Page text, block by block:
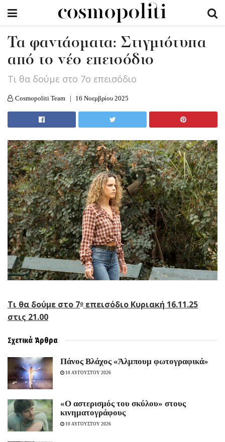
Τα φαντάσματα: Στιγμιότυπα
από το νέο επεισόδιο
Τι θα δούμε στo 7ο επεισόδιο
Cosmopoliti Team 16 Νοεμβρίου 2025
Τι θα δούμε στo 7ο επεισόδιο Κυριακή 16.11.25
στις 21.00
Σχετικά Άρθρα
Πάνος Βλάχος «Άλμπουμ φωτογραφικά»
10 ΑΥΓΟΥΣΤΟΥ 2026
«Ο αστερισμός του σκύλου» στους
κινηματογράφους
10 ΑΥΓΟΥΣΤΟΥ 2026